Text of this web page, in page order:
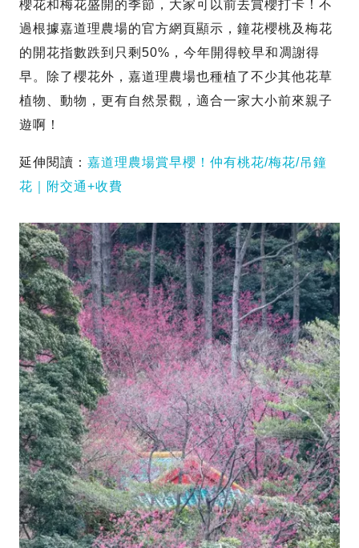
櫻花和梅花盛開的季節，大家可以前去賞櫻打卡！不
過根據嘉道理農場的官方網頁顯示，鐘花櫻桃及梅花
的開花指數跌到只剩50%，今年開得較早和凋謝得
早。除了櫻花外，嘉道理農場也種植了不少其他花草
植物、動物，更有自然景觀，適合一家大小前來親子
遊啊！
延伸閱讀： 嘉道理農場賞早櫻！仲有桃花/梅花/吊鐘
花｜附交通+收費